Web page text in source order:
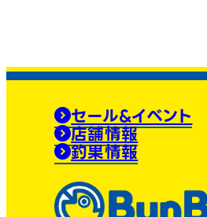
セール&イベント
店舗情報
釣果情報